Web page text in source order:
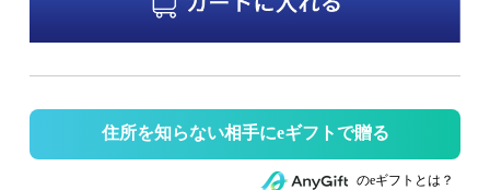
住所を知らない相手にeギフトで贈る
のeギフトとは？